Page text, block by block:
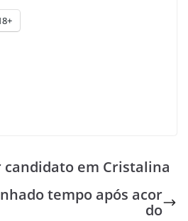
candidato em Cristalina
tempo após acor
do